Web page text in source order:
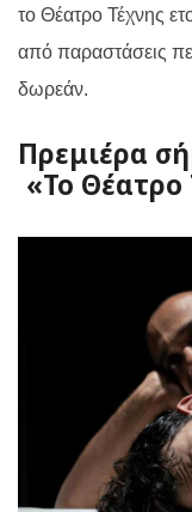
το Θέατρο Τέχνης
από παραστάσεις
δωρεάν.
Πρεμιέρα
«Το Θέατρο